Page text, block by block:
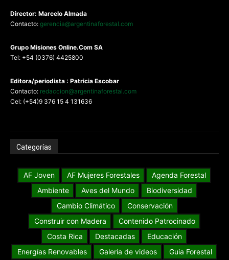
Director: Marcelo Almada
Contacto: gerencia@argentinaforestal.com
Grupo Misiones Online.Com SA
Tel: +54 (0376) 4425800
Editora/periodista : Patricia Escobar
Contacto: redaccion@argentinaforestal.com
Cel: (+54)9 376 15 4 131636
Categorías
AF Joven AF Mujeres Forestales
Agenda Forestal
Ambiente
Aves del Mundo
Biodiversidad
Cambio Climático
Conservación
Construir con Madera
Contenido Patrocinado
Costa Rica
Destacadas
Educación
Energías Renovables
Galería de videos
Guia Forestal